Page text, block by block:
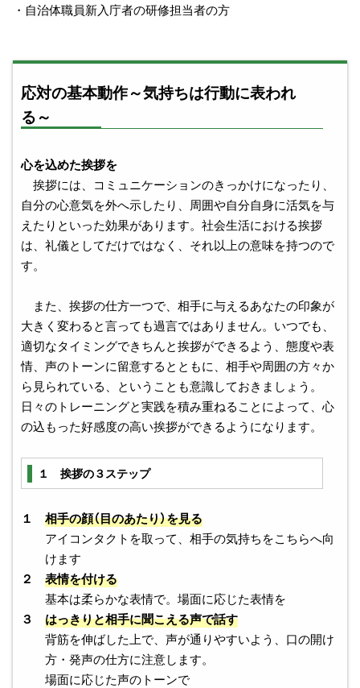
・自治体職員新入庁者の研修担当者の方
応対の基本動作～気持ちは行動に表われ
る～
心を込めた挨拶を
挨拶には、コミュニケーションのきっかけになったり、
自分の心意気を外へ示したり、周囲や自分自身に活気を与
えたりといった効果があります。社会生活における挨拶
は、礼儀としてだけではなく、それ以上の意味を持つので
す。
また、挨拶の仕方一つで、相手に与えるあなたの印象が
大きく変わると言っても過言ではありません。いつでも、
適切なタイミングできちんと挨拶ができるよう、態度や表
情、声のトーンに留意するとともに、相手や周囲の方々か
ら見られている、ということも意識しておきましょう。
日々のトレーニングと実践を積み重ねることによって、心
の込もった好感度の高い挨拶ができるようになります。
１ 挨拶の３ステップ
１ 相手の顔（目のあたり）を見る
アイコンタクトを取って、相手の気持ちをこちらへ向
けます
２ 表情を付ける
基本は柔らかな表情で。場面に応じた表情を
３ はっきりと相手に聞こえる声で話す
背筋を伸ばした上で、声が通りやすいよう、口の開け
方・発声の仕方に注意します。
場面に応じた声のトーンで